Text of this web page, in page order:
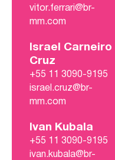
vitor.ferrari@br-
mm.com
Israel Carneiro
Cruz
+55 11 3090-9195
israel.cruz@br-
mm.com
Ivan Kubala
+55 11 3090-9195
ivan.kubala@br-